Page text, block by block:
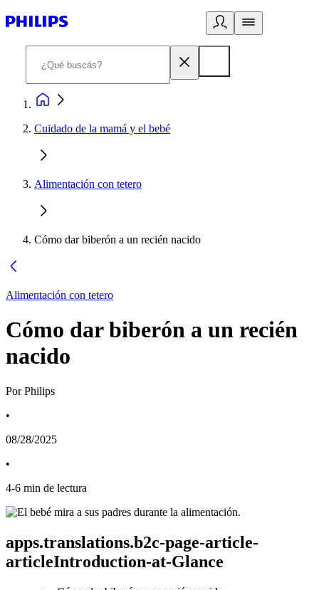
Cuidado de la mamá y el bebé
Alimentación con tetero
Cómo dar biberón a un recién nacido
Alimentación con tetero
Cómo dar biberón a un recién
nacido
Por Philips
•
08/28/2025
•
4-6 min de lectura
apps.translations.b2c-page-article-
articleIntroduction-at-Glance